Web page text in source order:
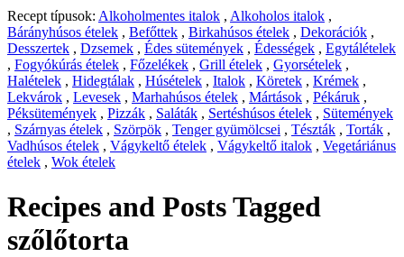
Recept típusok: Alkoholmentes italok , Alkoholos italok ,
Bárányhúsos ételek , Befőttek , Birkahúsos ételek , Dekorációk ,
Desszertek , Dzsemek , Édes sütemények , Édességek , Egytálételek
, Fogyókúrás ételek , Főzelékek , Grill ételek , Gyorsételek ,
Halételek , Hidegtálak , Húsételek , Italok , Köretek , Krémek ,
Lekvárok , Levesek , Marhahúsos ételek , Mártások , Pékáruk ,
Péksütemények , Pizzák , Saláták , Sertéshúsos ételek , Sütemények
, Szárnyas ételek , Szörpök , Tenger gyümölcsei , Tészták , Torták ,
Vadhúsos ételek , Vágykeltő ételek , Vágykeltő italok , Vegetáriánus
ételek , Wok ételek
Recipes and Posts Tagged
szőlőtorta